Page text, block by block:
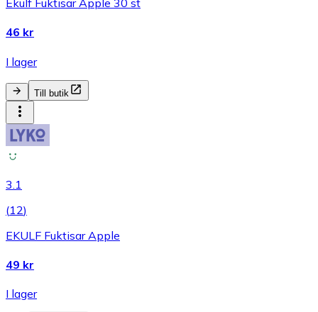
Ekulf Fuktisar Apple 30 st
46 kr
I lager
Till butik
3.1
(12)
EKULF Fuktisar Apple
49 kr
I lager